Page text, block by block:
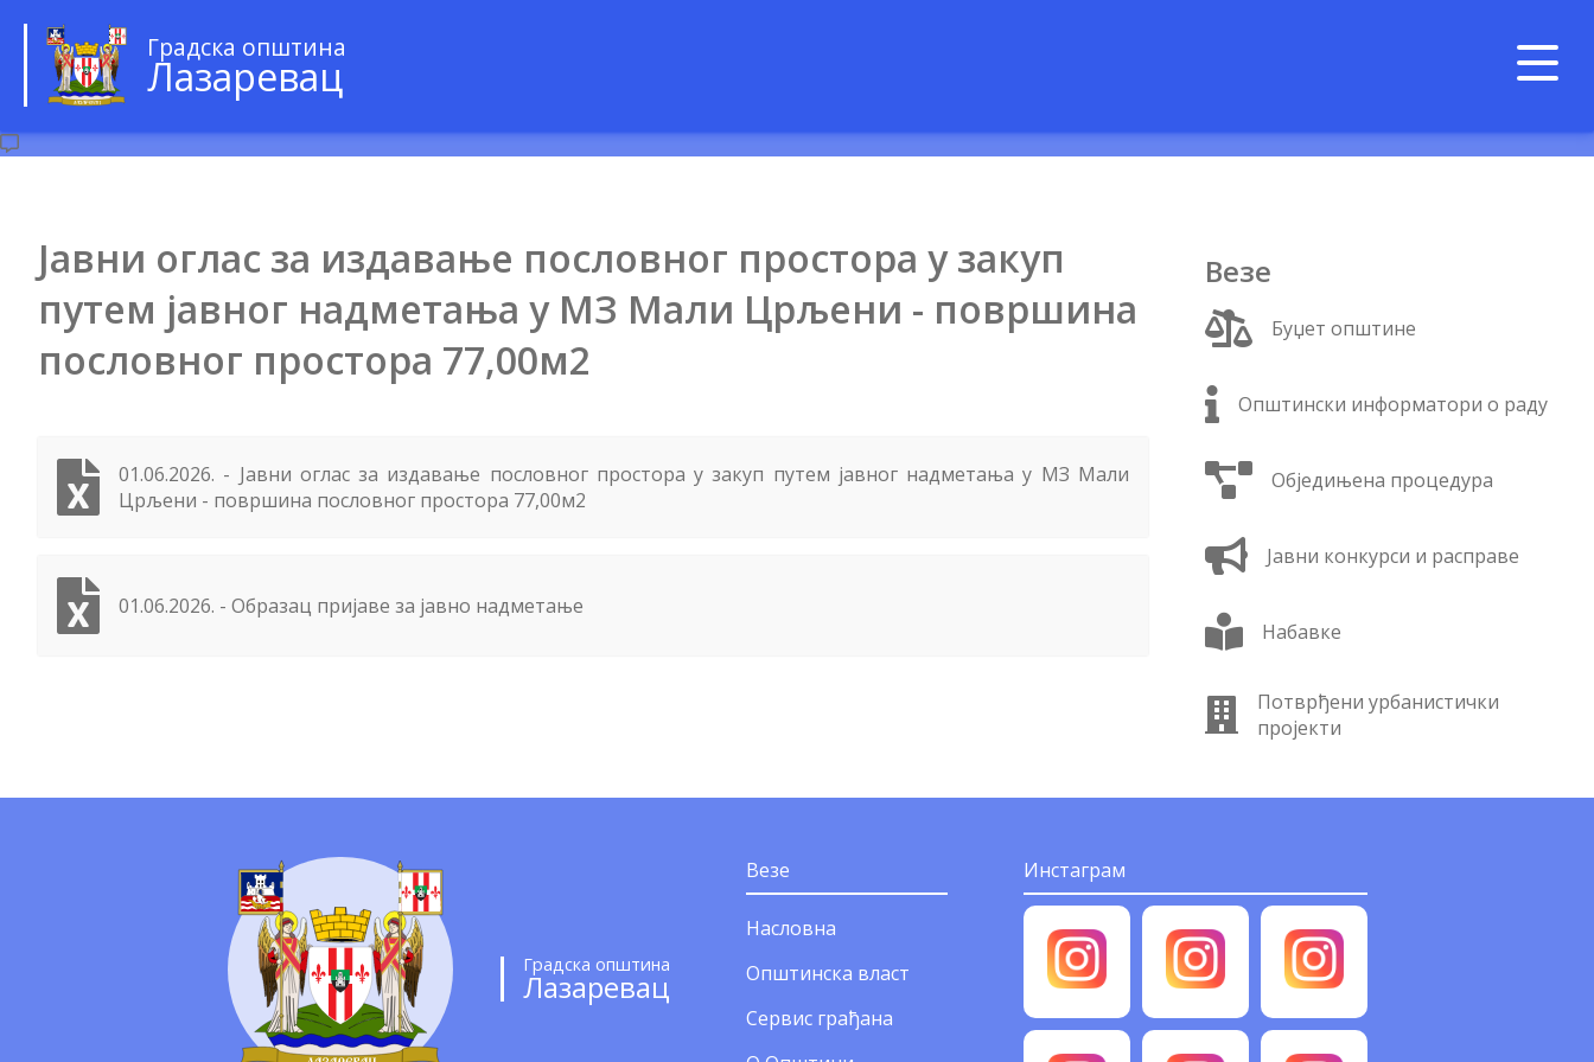
Градска општина
Лазаревац
Јавни оглас за издавање пословног простора у закуп
путем јавног надметања у МЗ Мали Црљени - површина
пословног простора 77,00м2
01.06.2026. - Јавни оглас за издавање пословног простора у закуп путем јавног надметања у МЗ Мали
Црљени - површина пословног простора 77,00м2
01.06.2026. - Образац пријаве за јавно надметање
Везе
Буџет општине
Општински информатори о раду
Обједињена процедура
Јавни конкурси и расправе
Набавке
Потврђени урбанистички
пројекти
Градска општина
Лазаревац
Везе
Насловна
Општинска власт
Сервис грађана
Инстаграм